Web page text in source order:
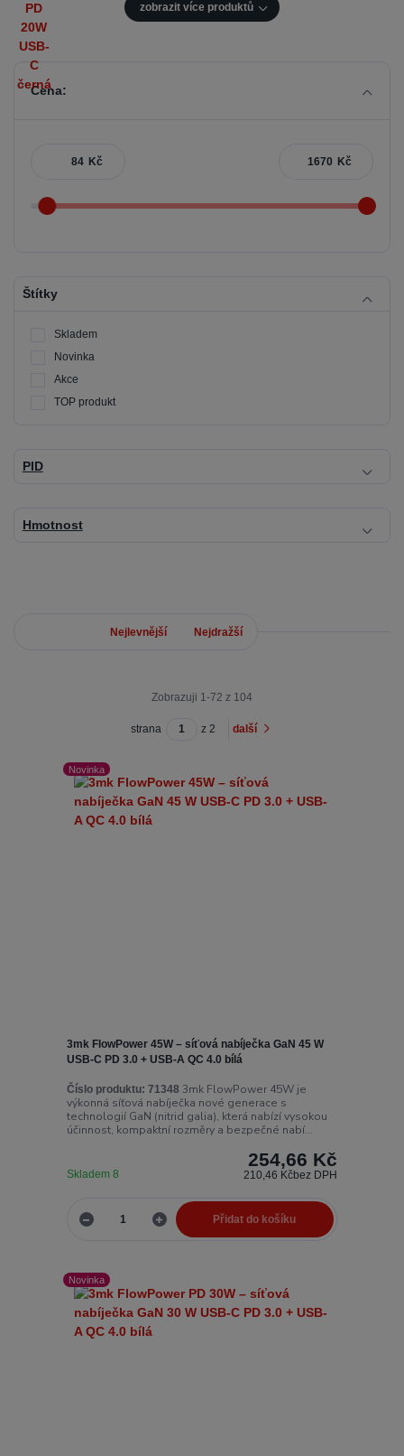
zobrazit více produktů
Cena:
Kč Kč
Štítky
Skladem
Novinka
Akce
TOP produkt
PID
Hmotnost
Nejlevnější Nejdražší
Zobrazuji 1-72 z 104
strana z 2 další
Novinka
3mk FlowPower 45W – síťová nabíječka GaN 45 W
USB-C PD 3.0 + USB-A QC 4.0 bílá
Číslo produktu: 71348 3mk FlowPower 45W je
výkonná síťová nabíječka nové generace s
technologií GaN (nitrid galia), která nabízí vysokou
účinnost, kompaktní rozměry a bezpečné nabí...
254,66 Kč
210,46 Kčbez DPH
Skladem 8
Přidat do košíku
Novinka